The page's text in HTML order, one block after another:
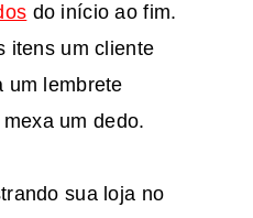
do início ao fim.
itens um cliente
um lembrete
um dedo.
sua loja no